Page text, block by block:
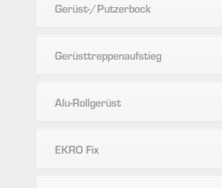
Gerüst-/Putzerbock
Gerüsttreppenaufstieg
Alu-Rollgerüst
EKRO Fix